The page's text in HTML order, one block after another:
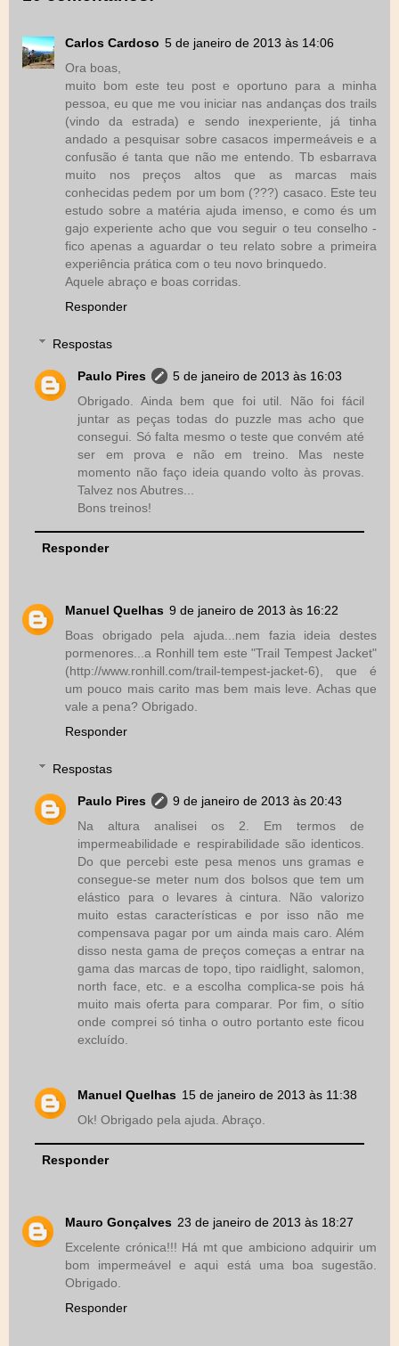
Carlos Cardoso 5 de janeiro de 2013 às 14:06
Ora boas,
muito bom este teu post e oportuno para a minha
pessoa, eu que me vou iniciar nas andanças dos trails
(vindo da estrada) e sendo inexperiente, já tinha
andado a pesquisar sobre casacos impermeáveis e a
confusão é tanta que não me entendo. Tb esbarrava
muito nos preços altos que as marcas mais
conhecidas pedem por um bom (???) casaco. Este teu
estudo sobre a matéria ajuda imenso, e como és um
gajo experiente acho que vou seguir o teu conselho -
fico apenas a aguardar o teu relato sobre a primeira
experiência prática com o teu novo brinquedo.
Aquele abraço e boas corridas.
Responder
Respostas
Paulo Pires
5 de janeiro de 2013 às 16:03
Obrigado. Ainda bem que foi util. Não foi fácil
juntar as peças todas do puzzle mas acho que
consegui. Só falta mesmo o teste que convém até
ser em prova e não em treino. Mas neste
momento não faço ideia quando volto às provas.
Talvez nos Abutres...
Bons treinos!
Responder
Manuel Quelhas 9 de janeiro de 2013 às 16:22
Boas obrigado pela ajuda...nem fazia ideia destes
pormenores...a Ronhill tem este "Trail Tempest Jacket"
(http://www.ronhill.com/trail-tempest-jacket-6), que é
um pouco mais carito mas bem mais leve. Achas que
vale a pena? Obrigado.
Responder
Respostas
Paulo Pires
9 de janeiro de 2013 às 20:43
Na altura analisei os 2. Em termos de
impermeabilidade e respirabilidade são identicos.
Do que percebi este pesa menos uns gramas e
consegue-se meter num dos bolsos que tem um
elástico para o levares à cintura. Não valorizo
muito estas características e por isso não me
compensava pagar por um ainda mais caro. Além
disso nesta gama de preços começas a entrar na
gama das marcas de topo, tipo raidlight, salomon,
north face, etc. e a escolha complica-se pois há
muito mais oferta para comparar. Por fim, o sítio
onde comprei só tinha o outro portanto este ficou
excluído.
Manuel Quelhas 15 de janeiro de 2013 às 11:38
Ok! Obrigado pela ajuda. Abraço.
Responder
Mauro Gonçalves 23 de janeiro de 2013 às 18:27
Excelente crónica!!! Há mt que ambiciono adquirir um
bom impermeável e aqui está uma boa sugestão.
Obrigado.
Responder